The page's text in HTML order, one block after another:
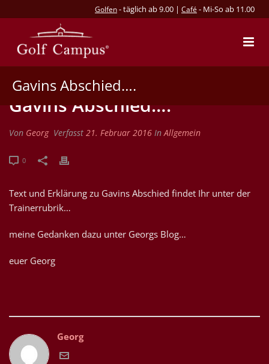
Golfen- täglich ab 9.00 | Café - Mi-So ab 11.00
Gavins Abschied….
Gavins Abschied….
Von Georg Verfasst 21. Februar 2016 InAllgemein
0
Text und Erklärung zu Gavins Abschied findet Ihr unter der
Trainerrubrik…
meine Gedanken dazu unter Georgs Blog…
euer Georg
Georg